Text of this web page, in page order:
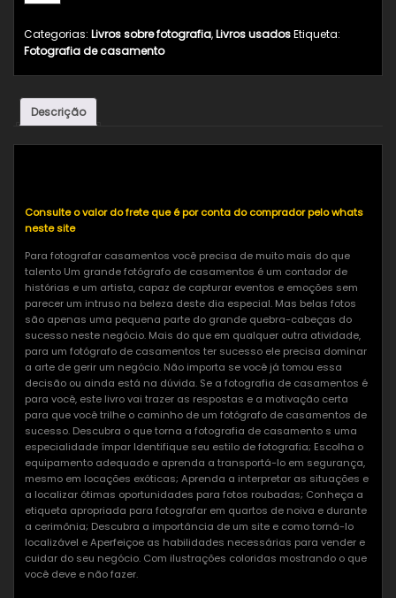
Categorias: Livros sobre fotografia,Livros usadosEtiqueta:
Fotografia de casamento
Descrição
Consulte o valor do frete que é por conta do comprador pelo whats
neste site
Para fotografar casamentos você precisa de muito mais do que
talento Um grande fotógrafo de casamentos é um contador de
histórias e um artista, capaz de capturar eventos e emoções sem
parecer um intruso na beleza deste dia especial. Mas belas fotos
são apenas uma pequena parte do grande quebra-cabeças do
sucesso neste negócio. Mais do que em qualquer outra atividade,
para um fotógrafo de casamentos ter sucesso ele precisa dominar
a arte de gerir um negócio. Não importa se você já tomou essa
decisão ou ainda está na dúvida. Se a fotografia de casamentos é
para você, este livro vai trazer as respostas e a motivação certa
para que você trilhe o caminho de um fotógrafo de casamentos de
sucesso. Descubra o que torna a fotografia de casamento s uma
especialidade ímpar Identifique seu estilo de fotografia; Escolha o
equipamento adequado e aprenda a transportá-lo em segurança,
mesmo em locações exóticas; Aprenda a interpretar as situações e
a localizar ótimas oportunidades para fotos roubadas; Conheça a
etiqueta apropriada para fotografar em quartos de noiva e durante
a cerimônia; Descubra a importância de um site e como torná-lo
localizável e Aperfeiçoe as habilidades necessárias para vender e
cuidar do seu negócio. Com ilustrações coloridas mostrando o que
você deve e não fazer.